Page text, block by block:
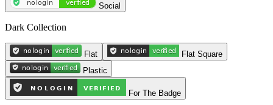
Social
Dark Collection
Flat
Flat Square
Plastic
For The Badge